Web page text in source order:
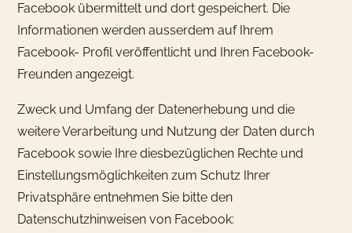
Facebook übermittelt und dort gespeichert. Die
Informationen werden ausserdem auf Ihrem
Facebook- Profil veröffentlicht und Ihren Facebook-
Freunden angezeigt.
Zweck und Umfang der Datenerhebung und die
weitere Verarbeitung und Nutzung der Daten durch
Facebook sowie Ihre diesbezüglichen Rechte und
Einstellungsmöglichkeiten zum Schutz Ihrer
Privatsphäre entnehmen Sie bitte den
Datenschutzhinweisen von Facebook: